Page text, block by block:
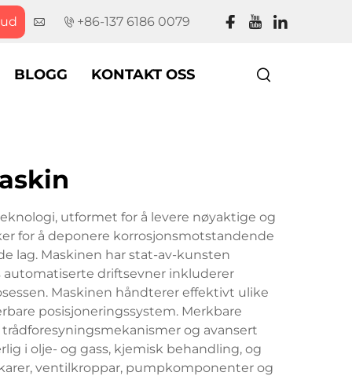
+86-137 6186 0079
BLOGG KONTAKT OSS
utformet for å levere nøyaktige og
for å deponere korrosjonsmotstandende
lag. Maskinen har stat-av-kunsten
driftsevner inkluderer
Maskinen håndterer effektivt ulike
posisjoneringssystem. Merkbare
og avansert
i olje- og gass, kjemisk behandling, og
ventilkroppar, pumpkomponenter og